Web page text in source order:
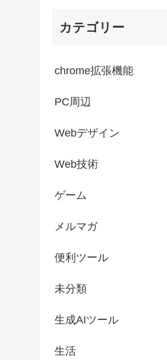
カテゴリー
chrome拡張機能
PC周辺
Webデザイン
Web技術
ゲーム
メルマガ
便利ツール
未分類
生成AIツール
生活